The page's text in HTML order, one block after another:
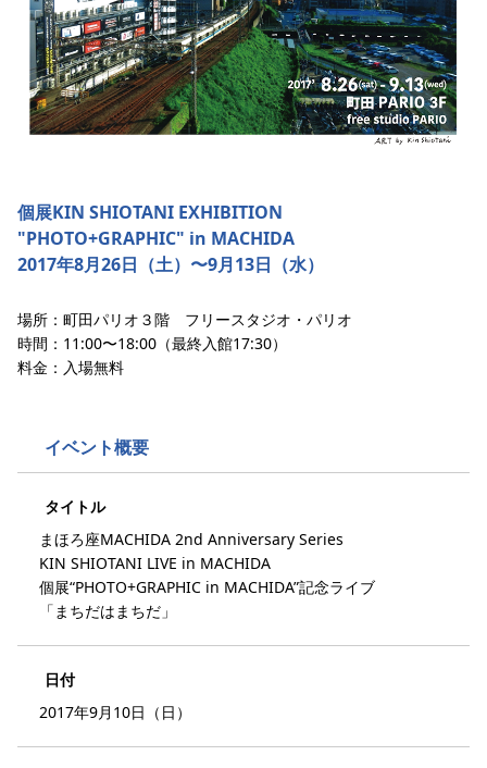
個展KIN SHIOTANI EXHIBITION
"PHOTO+GRAPHIC" in MACHIDA
2017年8月26日（土）〜9月13日（水）
場所：町田パリオ３階 フリースタジオ・パリオ
時間：11:00〜18:00（最終入館17:30）
料金：入場無料
イベント概要
タイトル
まほろ座MACHIDA 2nd Anniversary Series
KIN SHIOTANI LIVE in MACHIDA
個展“PHOTO+GRAPHIC in MACHIDA”記念ライブ
「まちだはまちだ」
日付
2017年9月10日（日）